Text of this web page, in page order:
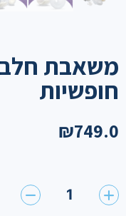
משאבת חלב
חופשיות
₪749.0
1